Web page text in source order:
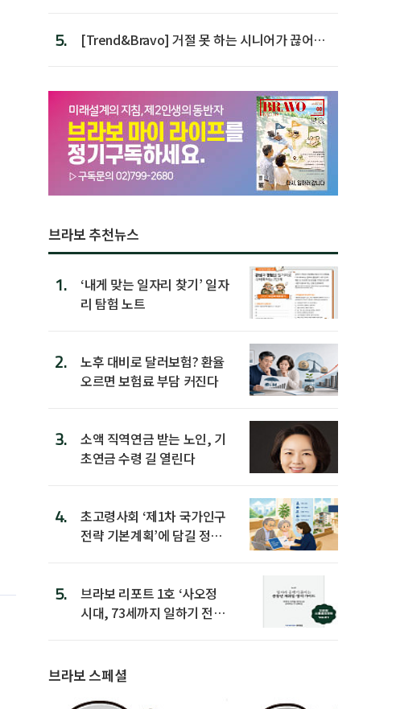
5.
[Trend&Bravo] 거절 못 하는 시니어가 끊어야
브라보 추천뉴스
1.
‘내게 맞는 일자리 찾기’ 일자
리 탐험 노트
2.
노후 대비로 달러보험? 환율
오르면 보험료 부담 커진다
3.
소액 직역연금 받는 노인, 기
초연금 수령 길 열린다
4.
초고령사회 ‘제1차 국가인구
전략 기본계획’에 담길 정책
5.
브라보 리포트 1호 ‘사오정
시대, 73세까지 일하기 전략’
브라보 스페셜